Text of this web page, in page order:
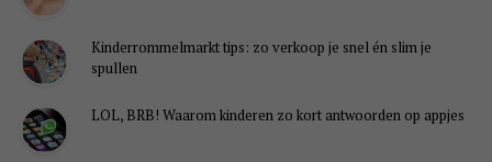
Kinderrommelmarkt tips: zo verkoop je snel én slim je
spullen
LOL, BRB! Waarom kinderen zo kort antwoorden op appjes